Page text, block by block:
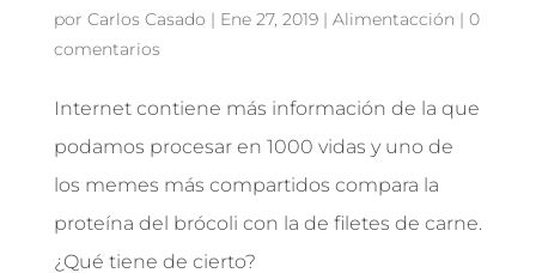
por Carlos Casado | Ene 27, 2019| Alimentacción | 0
comentarios
Internet contiene más información de la que
podamos procesar en 1000 vidas y uno de
los memes más compartidos compara la
proteína del brócoli con la de filetes de carne.
¿Qué tiene de cierto?